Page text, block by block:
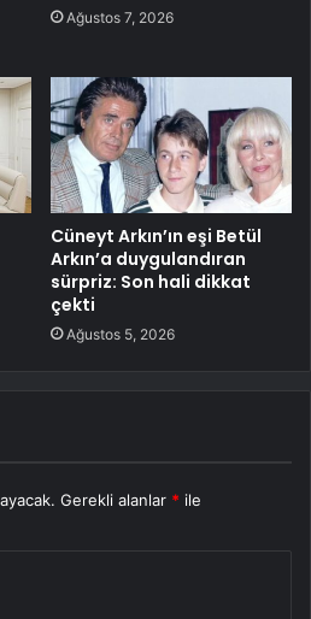
Ağustos 7, 2026
Cüneyt Arkın’ın eşi Betül
Arkın’a duygulandıran
sürpriz: Son hali dikkat
çekti
Ağustos 5, 2026
Gerekli alanlar * ile